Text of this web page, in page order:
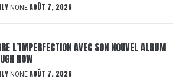
NONE AOÛT 7, 2026
L’IMPERFECTION AVEC SON NOUVEL ALBUM
NOW
NONE AOÛT 7, 2026